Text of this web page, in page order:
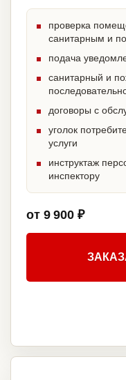
проверка
санитарным и
подача
санитарный и
договоры с
уголок
услуги
инструктаж
инспектору
от 9 900 ₽